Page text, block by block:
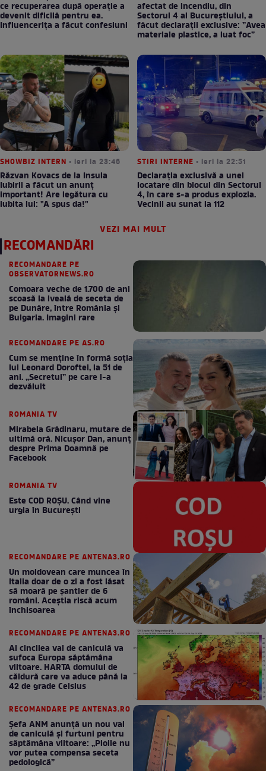
ce recuperarea după operație a
devenit dificilă pentru ea.
Influencerița a făcut confesiuni
afectat de incendiu, din
Sectorul 4 al Bucureștiului, a
făcut declarații exclusive: ”Avea
materiale plastice, a luat foc”
SHOWBIZ INTERN • ieri la 23:46
Răzvan Kovacs de la Insula
Iubirii a făcut un anunț
important! Are legătura cu
iubita lui: "A spus da!"
STIRI INTERNE • ieri la 22:51
Declarația exclusivă a unei
locatare din blocul din Sectorul
4, în care s-a produs explozia.
Vecinii au sunat la 112
VEZI MAI MULT
RECOMANDĂRI
RECOMANDARE PE
OBSERVATORNEWS.RO
Comoara veche de 1.700 de ani
scoasă la iveală de seceta de
pe Dunăre, între România şi
Bulgaria. Imagini rare
RECOMANDARE PE AS.RO
Cum se menţine în formă soţia
lui Leonard Doroftei, la 51 de
ani. „Secretul” pe care l-a
dezvăluit
ROMANIA TV
Mirabela Grădinaru, mutare de
ultimă oră. Nicuşor Dan, anunţ
despre Prima Doamnă pe
Facebook
ROMANIA TV
Este COD ROŞU. Când vine
urgia în Bucureşti
RECOMANDARE PE ANTENA3.RO
Un moldovean care muncea în
Italia doar de o zi a fost lăsat
să moară pe şantier de 6
români. Aceștia riscă acum
închisoarea
RECOMANDARE PE ANTENA3.RO
Al cincilea val de caniculă va
sufoca Europa săptămâna
viitoare. HARTA domului de
căldură care va aduce până la
42 de grade Celsius
RECOMANDARE PE ANTENA3.RO
Șefa ANM anunță un nou val
de caniculă și furtuni pentru
săptămâna viitoare: „Ploile nu
vor putea compensa seceta
pedologică”